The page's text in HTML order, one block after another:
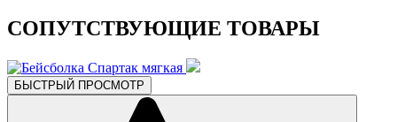
СОПУТСТВУЮЩИЕ ТОВАРЫ
БЫСТРЫЙ ПРОСМОТР